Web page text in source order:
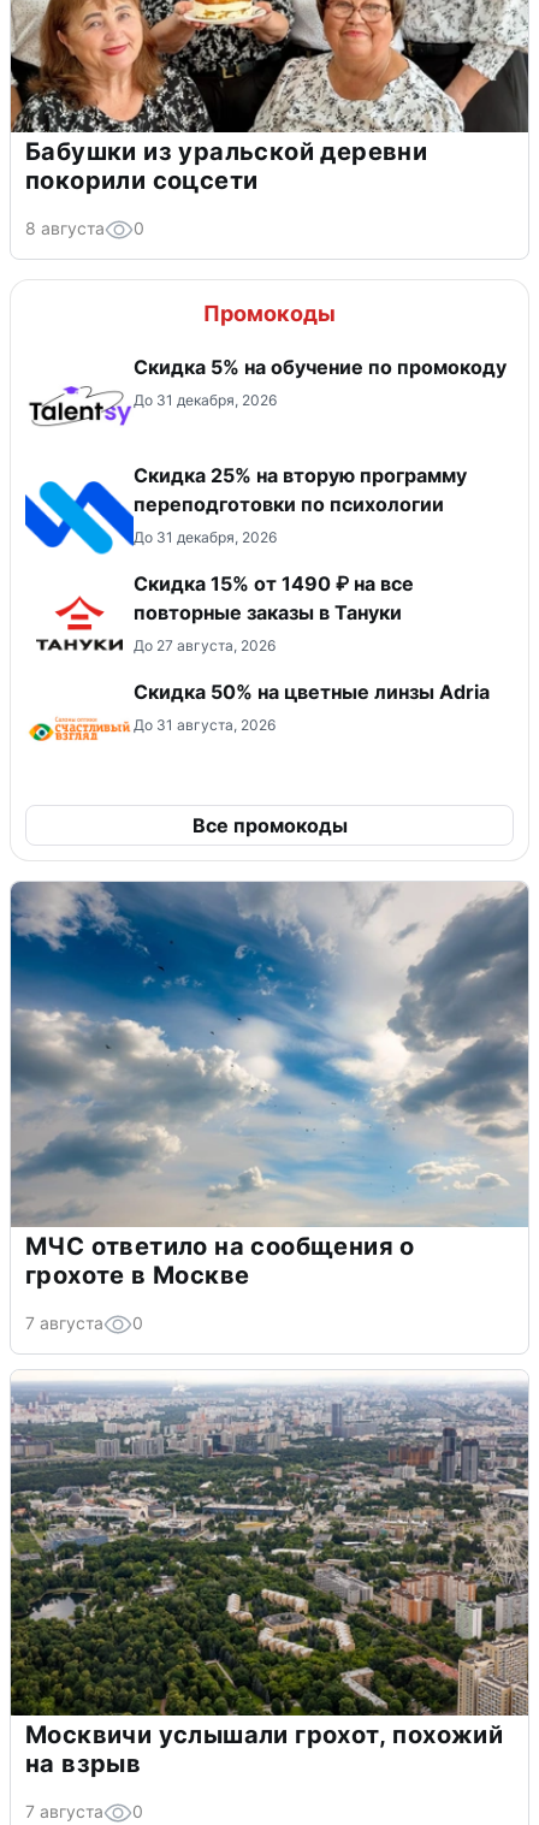
Бабушки из уральской деревни
покорили соцсети
8 августа 0
Промокоды
Скидка 5% на обучение по промокоду
До 31 декабря, 2026
Скидка 25% на вторую программу
переподготовки по психологии
До 31 декабря, 2026
Скидка 15% от 1490 ₽ на все
повторные заказы в Тануки
До 27 августа, 2026
Скидка 50% на цветные линзы Adria
До 31 августа, 2026
Все промокоды
МЧС ответило на сообщения о
грохоте в Москве
7 августа 0
Москвичи услышали грохот, похожий
на взрыв
7 августа 0